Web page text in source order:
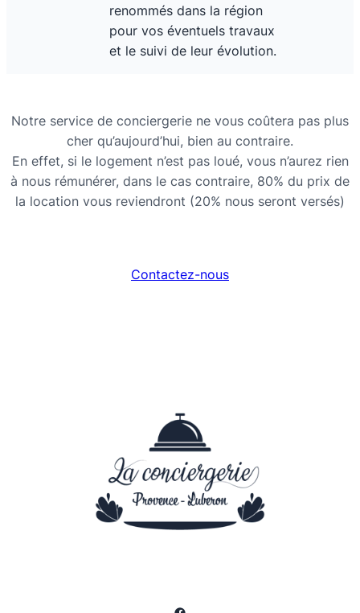
renommés dans la région
pour vos éventuels travaux
et le suivi de leur évolution.
Notre service de conciergerie ne vous coûtera pas plus
cher qu’aujourd’hui, bien au contraire.
En effet, si le logement n’est pas loué, vous n’aurez rien
à nous rémunérer, dans le cas contraire, 80% du prix de
la location vous reviendront (20% nous seront versés)
Contactez-nous